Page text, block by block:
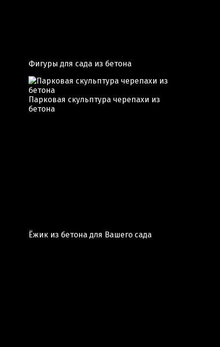
Фигуры для сада из бетона
Парковая скульптура черепахи из
бетона
Ёжик из бетона для Вашего сада